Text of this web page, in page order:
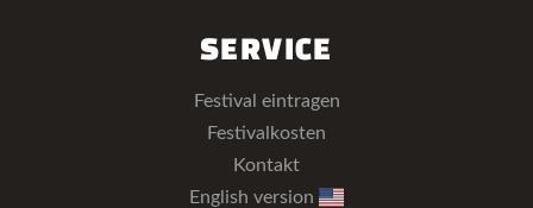
SERVICE
Festival eintragen
Festivalkosten
Kontakt
English version